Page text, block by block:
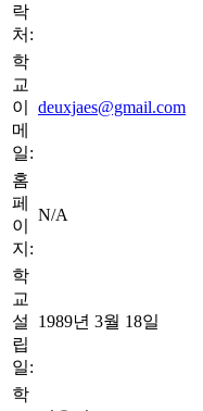
락
처:
학
교
이
메
일:
deuxjaes@gmail.com
홈
페
이
지:
N/A
학
교
설
립
일:
1989년 3월 18일
학